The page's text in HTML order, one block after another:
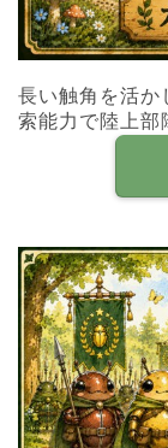
長い触角を活か
索能力で陸上部